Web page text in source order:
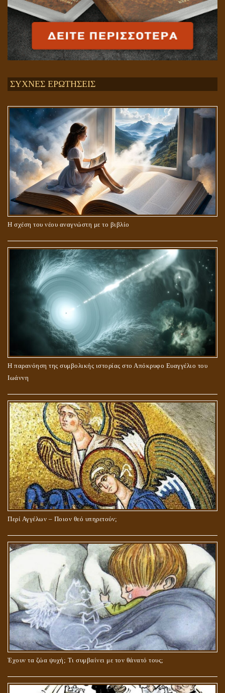
ΣΥΧΝΕΣ ΕΡΩΤΗΣΕΙΣ
Η σχέση του νέου αναγνώστη με το βιβλίο
Η παρανόηση της συμβολικής ιστορίας στο Απόκρυφο Ευαγγέλιο του
Ιωάννη
Περί Αγγέλων – Ποιον θεό υπηρετούν;
Έχουν τα ζώα ψυχή; Τι συμβαίνει με τον θάνατό τους;